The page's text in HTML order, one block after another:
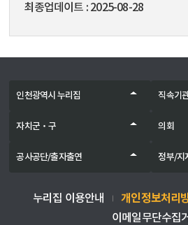
최종업데이트
2025-08-28
인천광역시 누리집 직속기
자치군‧구 의회
공사공단/출자출연 정부/지
누리집 이용안내 개인정보처리
이메일무단수집